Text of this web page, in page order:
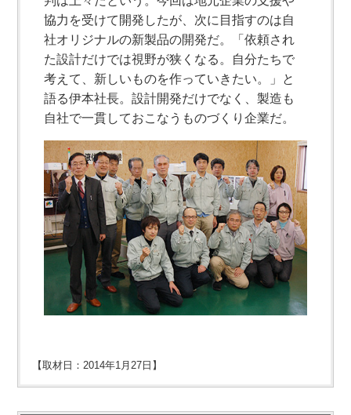
協力を受けて開発したが、次に目指すのは自
社オリジナルの新製品の開発だ。「依頼され
た設計だけでは視野が狭くなる。自分たちで
考えて、新しいものを作っていきたい。」と
語る伊本社長。設計開発だけでなく、製造も
自社で一貫しておこなうものづくり企業だ。
【取材日：2014年1月27日】